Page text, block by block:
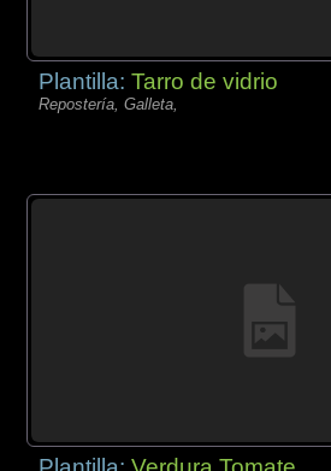
Plantilla:Tarro de vidrio
Repostería, Galleta,